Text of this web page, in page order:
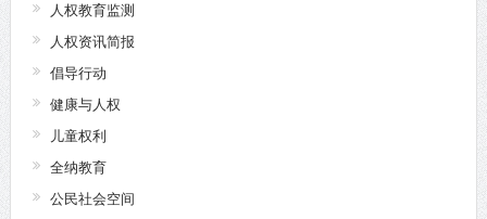
人权教育监测
人权资讯简报
倡导行动
健康与人权
儿童权利
全纳教育
公民社会空间